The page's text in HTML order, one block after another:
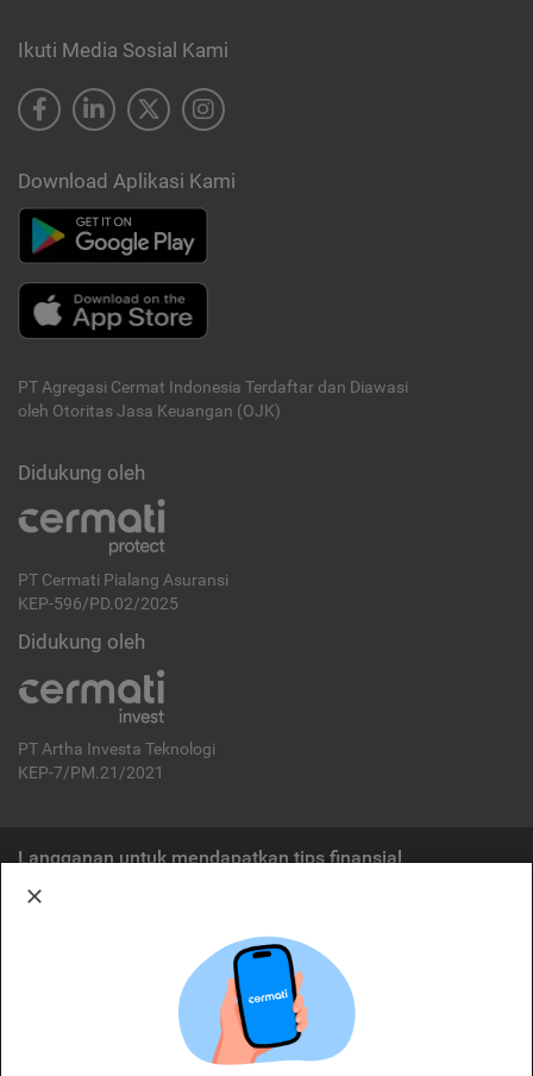
Ikuti Media Sosial Kami
Download Aplikasi Kami
PT Agregasi Cermat Indonesia Terdaftar dan Diawasi
oleh Otoritas Jasa Keuangan (OJK)
Didukung oleh
PT Cermati Pialang Asuransi
KEP-596/PD.02/2025
Didukung oleh
PT Artha Investa Teknologi
KEP-7/PM.21/2021
Langganan untuk mendapatkan tips finansial
Cermati merupakan penyelenggara agregasi jasa keuangan yang terdaftar di
OJK. Oleh karena itu, produk dan/atau layanan jasa keuangan yang
ditawarkan bukan merupakan produk dan/atau layanan jasa keuangan yang
diterbitkan oleh Cermati dan Cermati tidak bertanggung jawab atas tuntutan